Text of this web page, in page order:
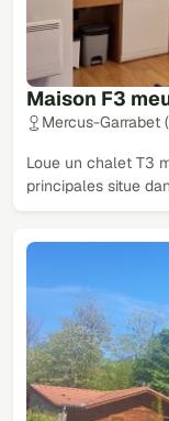
Maison F3
Mercus-Garrabet
Loue un chalet T3
principales situe